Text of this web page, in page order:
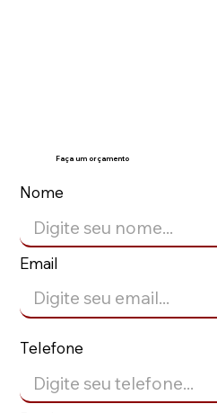
Faça um orçamento
Nome
Email
Telefone